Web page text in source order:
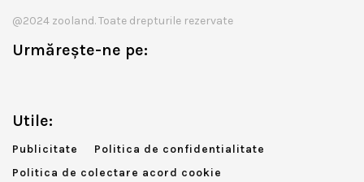
@2024 zooland. Toate drepturile rezervate
Urmărește-ne pe:
Utile:
Publicitate
Politica de confidentialitate
Politica de colectare acord cookie